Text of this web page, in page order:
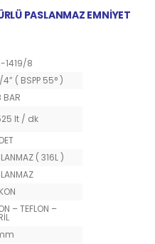
PASLANMAZ EMNİYET
1419/8
( BSPP 55° )
BAR
lt / dk
( 316L )
– TEFLON –